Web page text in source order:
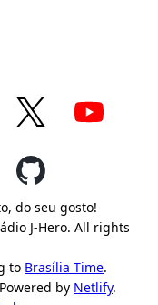
do seu gosto!
J-Hero. All rights
to Brasília Time.
by Netlify.